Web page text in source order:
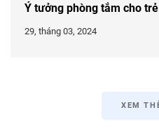
Ý tưởng phòng tắm cho
29, tháng 03, 2024
XEM